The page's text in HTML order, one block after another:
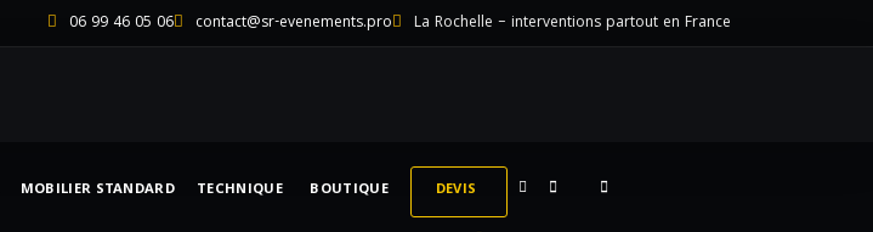
06 99 46 05 06 contact@sr-evenements.pro La Rochelle – interventions partout en France
MOBILIER STANDARD TECHNIQUE BOUTIQUE DEVIS